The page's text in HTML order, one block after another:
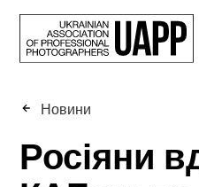
Новини
Росіяни